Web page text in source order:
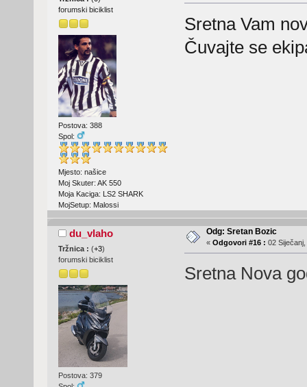
forumski biciklist
Postova: 388
Spol:
Mjesto: našice
Moj Skuter: AK 550
Moja Kaciga: LS2 SHARK
MojSetup: Malossi
Sretna Vam
Čuvajte se
du_vlaho
Tržnica : (+3)
forumski biciklist
Postova: 379
Odg: Sretan Bozic
« Odgovori #16 : 02
Sretna Nova